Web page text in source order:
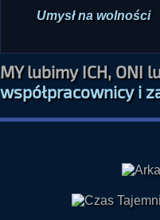
współpracownicy i